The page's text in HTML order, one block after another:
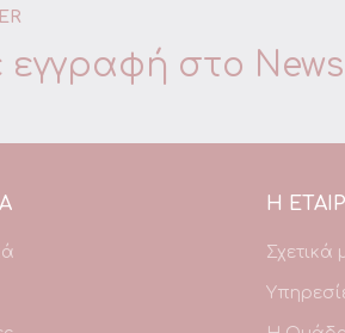
εγγραφή στο
Η
Σχετικά